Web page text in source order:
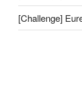
[Challenge]